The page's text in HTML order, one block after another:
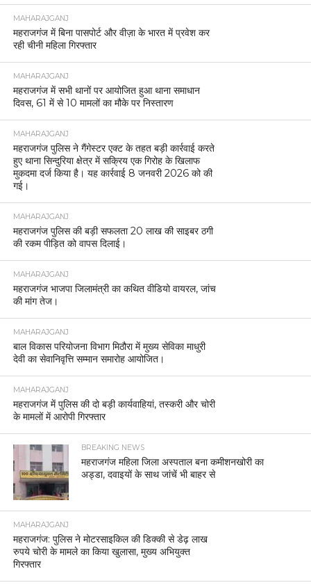
MAHARAJGANJ
महराजगंज में बिना पासपोर्ट और वीज़ा के भारत में प्रवेश कर
रही चीनी महिला गिरफ्तार
MAHARAJGANJ
महराजगंज में सभी थानों पर आयोजित हुआ थाना समाधान
दिवस, 61 में से 10 मामलों का मौके पर निस्तारण
MAHARAJGANJ
महराजगंज पुलिस ने गैंगेस्टर एक्ट के तहत बड़ी कार्रवाई करते
हुए थाना सिन्दुरिया क्षेत्र में सक्रिय एक गिरोह के खिलाफ
मुकदमा दर्ज किया है। यह कार्रवाई 8 जनवरी 2026 को की
गई।
MAHARAJGANJ
महराजगंज पुलिस की बड़ी सफलता 20 लाख की साइबर ठगी
की रकम पीड़ित को वापस दिलाई।
MAHARAJGANJ
महराजगंज भाजपा जिलामंत्री का कथित वीडियो वायरल, जांच
की मांग तेज।
MAHARAJGANJ
बाल विकास परियोजना विभाग मिठौरा में मुख्य सेविका माधुरी
देवी का सेवानिवृत्ति सम्मान समारोह आयोजित।
MAHARAJGANJ
महराजगंज में पुलिस की दो बड़ी कार्यवाहियां, तस्करी और चोरी
के मामलों में आरोपी गिरफ्तार
BREAKING NEWS
महराजगंज महिला जिला अस्पताल बना कमीशनखोरी का
अड्डा, दवाइयों के साथ जांचें भी बाहर से
MAHARAJGANJ
महराजगंज: पुलिस ने मोटरसाइकिल की डिक्की से डेढ़ लाख
रुपये चोरी के मामले का किया खुलासा, मुख्य अभियुक्त
गिरफ्तार